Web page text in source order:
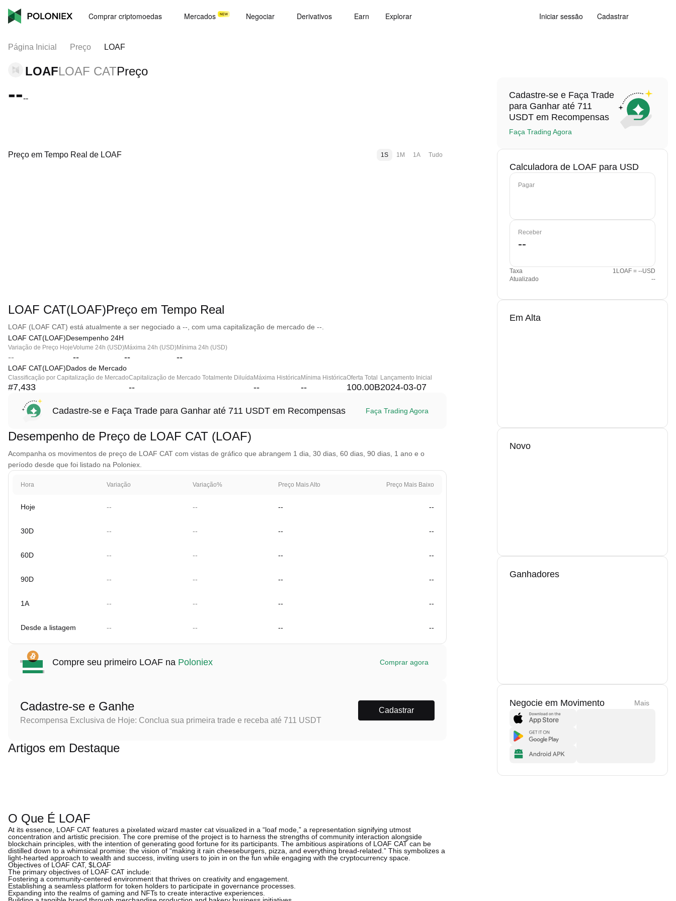
Comprar criptomoedas Mercados Negociar Derivativos Earn Explorar Iniciar sessão Cadastrar
Página Inicial Preço LOAF
LOAFLOAF CATPreço
----
Preço em Tempo Real de LOAF 1S 1M 1A Tudo
LOAF CAT(LOAF)Preço em Tempo Real
LOAF (LOAF CAT) está atualmente a ser negociado a --, com uma capitalização de mercado de --.
LOAF CAT(LOAF)Desempenho 24H
Variação de Preço Hoje
--
Volume 24h (USD)
--
Máxima 24h (USD)
--
Mínima 24h (USD)
--
LOAF CAT(LOAF)Dados de Mercado
Classificação por Capitalização de Mercado
#7,433
Capitalização de Mercado Totalmente Diluída
--
Máxima Histórica
--
Mínima Histórica
--
Oferta Total
100.00B
Lançamento Inicial
2024-03-07
Cadastre-se e Faça Trade para Ganhar até 711 USDT em Recompensas Faça Trading Agora
Desempenho de Preço de LOAF CAT (LOAF)
Acompanha os movimentos de preço de LOAF CAT com vistas de gráfico que abrangem 1 dia, 30 dias, 60 dias, 90 dias, 1 ano e o
período desde que foi listado na Poloniex.
Hora Variação Variação% Preço Mais Alto Preço Mais Baixo
Hoje -- -- -- --
30D -- -- -- --
60D -- -- -- --
90D -- -- -- --
1A -- -- -- --
Desde a listagem -- -- -- --
Compre seu primeiro LOAF na Poloniex Comprar agora
Cadastre-se e Ganhe
Recompensa Exclusiva de Hoje: Conclua sua primeira trade e receba até 711 USDT
Cadastrar
Artigos em Destaque
O Que É LOAF
At its essence, LOAF CAT features a pixelated wizard master cat visualized in a “loaf mode,” a representation signifying utmost
concentration and artistic precision. The core premise of the project is to harness the strengths of community interaction alongside
blockchain principles, with the intention of generating good fortune for its participants. The ambitious aspirations of LOAF CAT can be
distilled down to a whimsical promise: the vision of “making it rain cheeseburgers, pizza, and everything bread-related.” This symbolizes a
light-hearted approach to wealth and success, inviting users to join in on the fun while engaging with the cryptocurrency space.
Objectives of LOAF CAT, $LOAF
The primary objectives of LOAF CAT include:
Fostering a community-centered environment that thrives on creativity and engagement.
Establishing a seamless platform for token holders to participate in governance processes.
Expanding into the realms of gaming and NFTs to create interactive experiences.
Cadastre-se e Faça Trade
para Ganhar até 711
USDT em Recompensas
Faça Trading Agora
Calculadora de LOAF para USD
Pagar
Receber
Taxa
1LOAF = --USD
Atualizado
--
Em Alta
Novo
Ganhadores
Negocie em Movimento Mais